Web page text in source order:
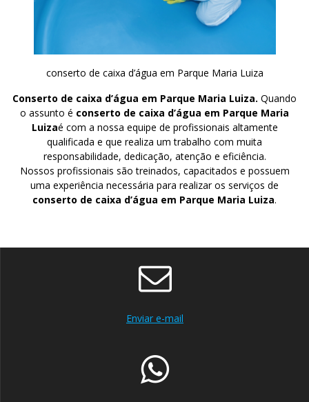
conserto de caixa d’água em Parque Maria Luiza
Conserto de caixa d’água em Parque Maria Luiza. Quando
o assunto é conserto de caixa d’água em Parque Maria
Luizaé com a nossa equipe de profissionais altamente
qualificada e que realiza um trabalho com muita
responsabilidade, dedicação, atenção e eficiência.
Nossos profissionais são treinados, capacitados e possuem
uma experiência necessária para realizar os serviços de
conserto de caixa d’água em Parque Maria Luiza.
Enviar e-mail